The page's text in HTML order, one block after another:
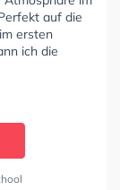
auf die
ersten
ich die